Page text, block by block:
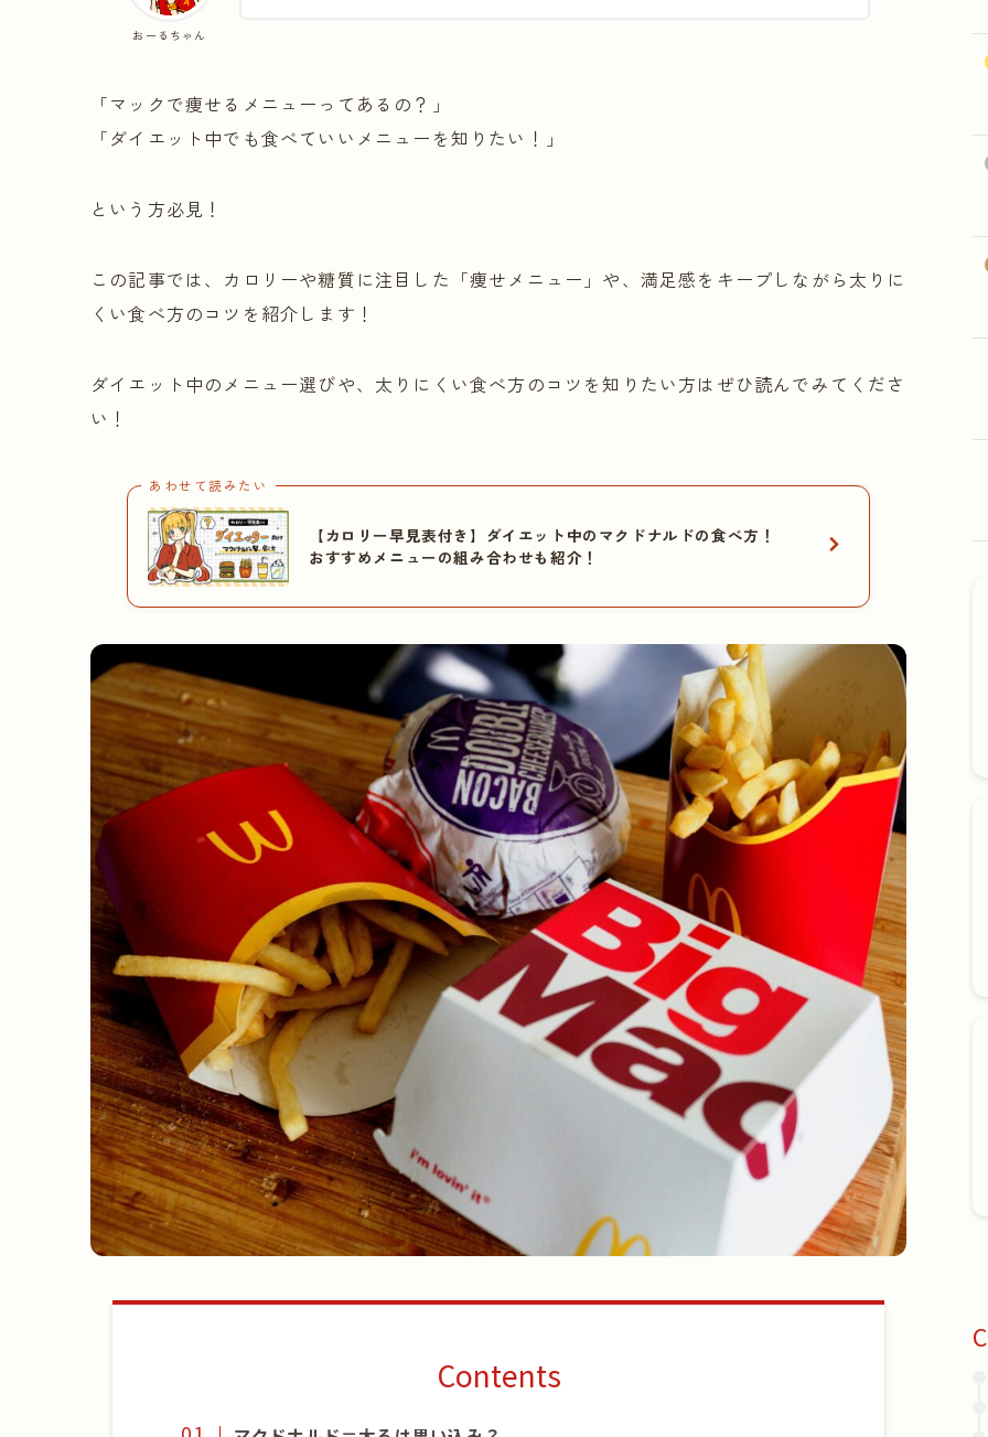
おーるちゃん
「マックで痩せるメニューってあるの？」
「ダイエット中でも食べていいメニューを知りたい！」
という方必見！
この記事では、カロリーや糖質に注目した「痩せメニュー」や、満足感をキープしながら太りに
くい食べ方のコツを紹介します！
ダイエット中のメニュー選びや、太りにくい食べ方のコツを知りたい方はぜひ読んでみてくださ
い！
あわせて読みたい
【カロリー早見表付き】ダイエット中のマクドナルドの食べ方！
おすすめメニューの組み合わせも紹介！
Contents